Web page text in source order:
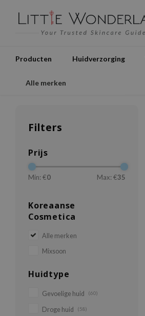
Producten Huidverzorging
Alle merken
Filters
Prijs
Min: €0 Max: €35
Koreaanse
Cosmetica
Alle merken
Mixsoon
Huidtype
Gevoelige huid (60)
Droge huid (58)